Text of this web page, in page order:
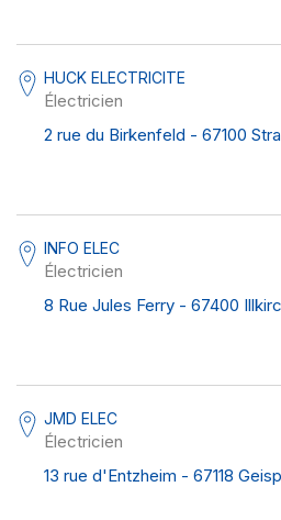
HUCK ELECTRICITE
Électricien
2 rue du Birkenfeld - 67100
INFO ELEC
Électricien
8 Rue Jules Ferry - 67400
JMD ELEC
Électricien
13 rue d'Entzheim - 67118